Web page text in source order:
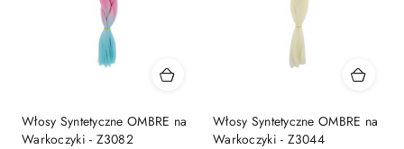
Włosy Syntetyczne OMBRE na
Warkoczyki - Z3082
Włosy Syntetyczne OMBRE na
Warkoczyki - Z3044